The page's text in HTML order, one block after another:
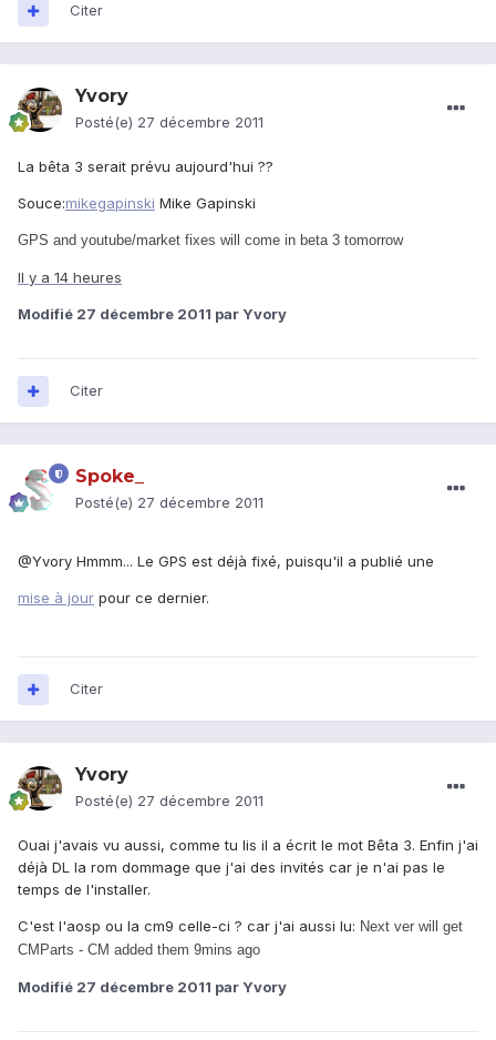
Citer
Yvory
Posté(e) 27 décembre 2011
La bêta 3 serait prévu aujourd'hui ??
Souce:mikegapinski Mike Gapinski
GPS and youtube/market fixes will come in beta 3 tomorrow
Il y a 14 heures
Modifié 27 décembre 2011 par Yvory
Citer
Spoke_
Posté(e) 27 décembre 2011
@Yvory Hmmm... Le GPS est déjà fixé, puisqu'il a publié une
mise à jour pour ce dernier.
Citer
Yvory
Posté(e) 27 décembre 2011
Ouai j'avais vu aussi, comme tu lis il a écrit le mot Bêta 3. Enfin j'ai
déjà DL la rom dommage que j'ai des invités car je n'ai pas le
temps de l'installer.
C'est l'aosp ou la cm9 celle-ci ? car j'ai aussi lu: Next ver will get
CMParts - CM added them 9mins ago
Modifié 27 décembre 2011 par Yvory